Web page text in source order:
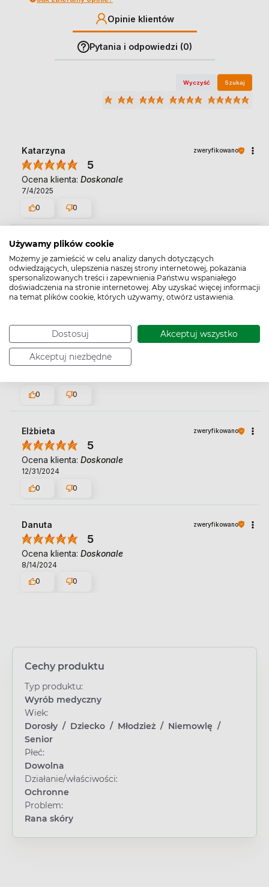
Używamy plików cookie
Możemy je zamieścić w celu analizy danych dotyczących
odwiedzających, ulepszenia naszej strony internetowej, pokazania
spersonalizowanych treści i zapewnienia Państwu wspaniałego
doświadczenia na stronie internetowej. Aby uzyskać więcej informacji
na temat plików cookie, których używamy, otwórz ustawienia.
Dostosuj Akceptuj wszystko
Akceptuj niezbędne
Opinie klientów
Pytania i odpowiedzi (0)
Wyczyść Szukaj
Katarzyna zweryfikowano
5
Ocena klienta: Doskonale
7/4/2025
0
0
Katarzyna
5
Ocena klienta:Doskonale
5/6/2025
0
0
zweryfikowano
5
Ocena klienta:Doskonale
0
0
Elżbieta zweryfikowano
5
Ocena klienta: Doskonale
12/31/2024
0
0
Danuta zweryfikowano
5
Ocena klienta: Doskonale
8/14/2024
0
0
Cechy produktu
Typ produktu:
Wyrób medyczny
Wiek:
Dorosły / Dziecko / Młodzież / Niemowlę /
Senior
Płeć:
Dowolna
Działanie/właściwości:
Ochronne
Problem:
Rana skóry